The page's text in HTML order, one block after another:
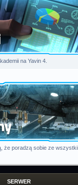
na Yavin 4.
że poradzą sobie ze
SERWER